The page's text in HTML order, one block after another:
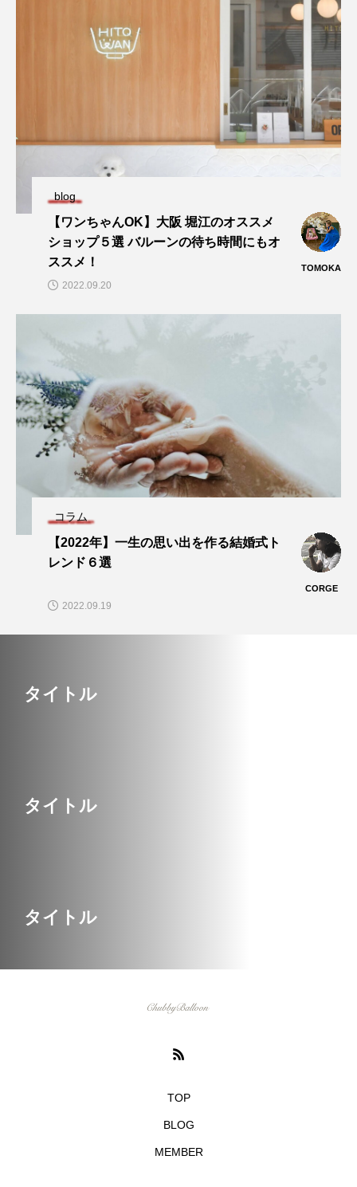
blog
【ワンちゃんOK】大阪 堀江のオススメ
ショップ５選 バルーンの待ち時間にもオ
ススメ！
TOMOKA
2022.09.20
コラム
【2022年】一生の思い出を作る結婚式ト
レンド６選
CORGE
2022.09.19
タイトル
タイトル
タイトル
TOP
BLOG
MEMBER